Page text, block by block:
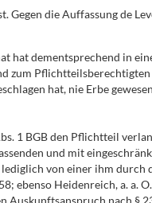
Gegen die Auffassung de
hat dementsprechend in
zum
hat, nie Erbe
1 BGB den Pflichtteil
und mit
von einer ihm durch
ebenso Heidenreich, a. a.
nach §